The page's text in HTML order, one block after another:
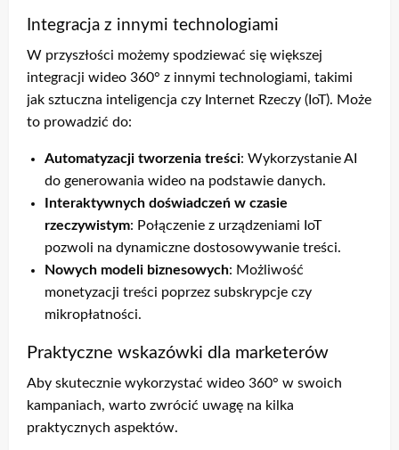
Integracja z innymi technologiami
W przyszłości możemy spodziewać się większej
integracji wideo 360° z innymi technologiami, takimi
jak sztuczna inteligencja czy Internet Rzeczy (IoT). Może
to prowadzić do:
Automatyzacji tworzenia treści: Wykorzystanie AI
do generowania wideo na podstawie danych.
Interaktywnych doświadczeń w czasie
rzeczywistym: Połączenie z urządzeniami IoT
pozwoli na dynamiczne dostosowywanie treści.
Nowych modeli biznesowych: Możliwość
monetyzacji treści poprzez subskrypcje czy
mikropłatności.
Praktyczne wskazówki dla marketerów
Aby skutecznie wykorzystać wideo 360° w swoich
kampaniach, warto zwrócić uwagę na kilka
praktycznych aspektów.